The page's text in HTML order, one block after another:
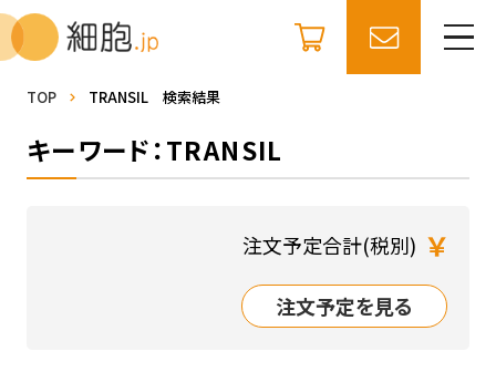
TOP TRANSIL 検索結果
キーワード：TRANSIL
注文予定合計(税別) ￥
注文予定を見る